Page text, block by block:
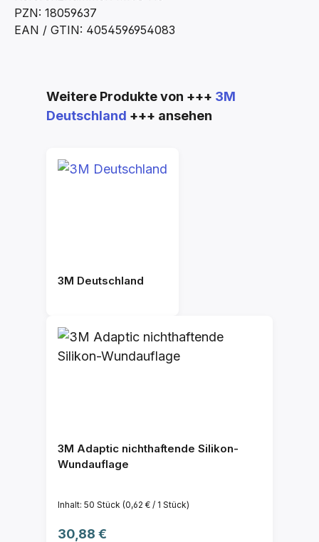
PZN: 18059637
EAN / GTIN: 4054596954083
Produktgalerie überspringen
Weitere Produkte von +++ 3M
Deutschland +++ ansehen
3M Deutschland
3M Adaptic nichthaftende Silikon-
Wundauflage
Inhalt: 50 Stück (0,62 € / 1 Stück)
Regulärer Preis:
30,88 €